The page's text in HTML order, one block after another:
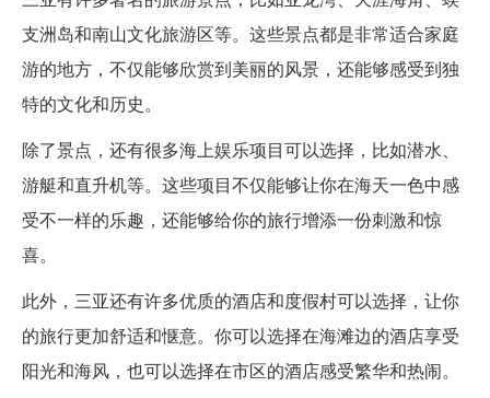
支洲岛和南山文化旅游区等。这些景点都是非常适合家庭
游的地方，不仅能够欣赏到美丽的风景，还能够感受到独
特的文化和历史。
除了景点，还有很多海上娱乐项目可以选择，比如潜水、
游艇和直升机等。这些项目不仅能够让你在海天一色中感
受不一样的乐趣，还能够给你的旅行增添一份刺激和惊
喜。
此外，三亚还有许多优质的酒店和度假村可以选择，让你
的旅行更加舒适和惬意。你可以选择在海滩边的酒店享受
阳光和海风，也可以选择在市区的酒店感受繁华和热闹。